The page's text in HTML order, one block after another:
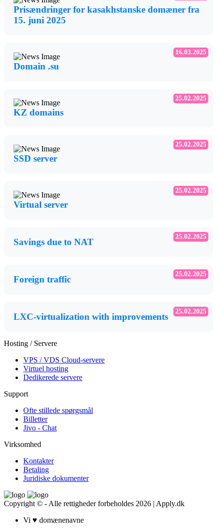
Prisændringer for kasakhstanske domæner fra
15. juni 2025
Domain .su
16.03.2025
KZ domains
25.02.2025
SSD server
25.02.2025
Virtual server
25.02.2025
Savings due to NAT
25.02.2025
Foreign traffic
25.02.2025
LXC-virtualization with improvements
25.02.2025
Hosting / Servere
VPS / VDS Cloud-servere
Virtuel hosting
Dedikerede servere
Support
Ofte stillede spørgsmål
Billetter
Jivo - Chat
Virksomhed
Kontakter
Betaling
Juridiske dokumenter
Copyright © - Alle rettigheder forbeholdes 2026 | Apply.dk
Vi ♥ domænenavne